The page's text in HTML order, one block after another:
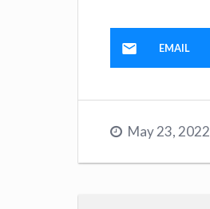
EMAIL
May 23, 2022